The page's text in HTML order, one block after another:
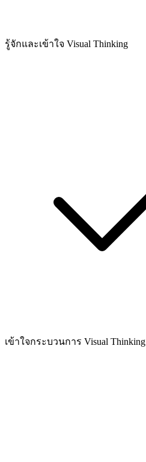
รู้จักและเข้าใจ Visual Thinking
เข้าใจกระบวนการ Visual Thinking